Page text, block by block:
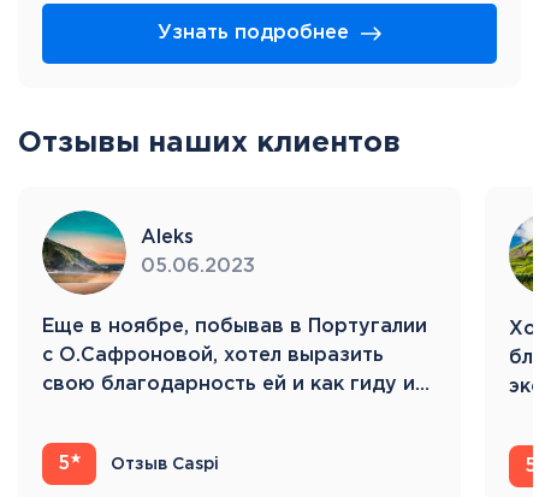
Узнать подробнее
Отзывы наших клиентов
Aleks
05.06.2023
Eще в ноябре, побывав в Португалии
с О.Сафроновой, хотел выразить
свою благодарность ей и как гиду и…
5 Отзыв Caspi 5